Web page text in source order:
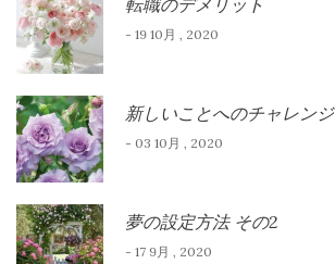
- 19 10月 , 2020
新しいことへのチャレンジ
- 03 10月 , 2020
夢の設定方法 その2
- 17 9月 , 2020